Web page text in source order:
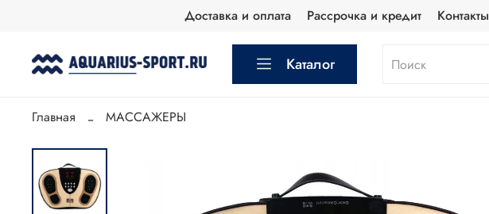
Доставка и оплата Рассрочка и кредит Контакты
Каталог
Главная МАССАЖЕРЫ